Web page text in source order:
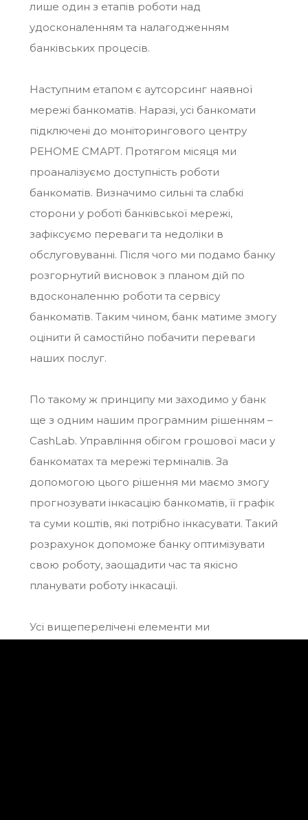
лише один з етапів роботи над
удосконаленням та налагодженням
банківських процесів.
Наступним етапом є аутсорсинг наявної
мережі банкоматів. Наразі, усі банкомати
підключені до моніторингового центру
РЕНОМЕ СМАРТ. Протягом місяця ми
проаналізуємо доступність роботи
банкоматів. Визначимо сильні та слабкі
сторони у роботі банківської мережі,
зафіксуємо переваги та недоліки в
обслуговуванні. Після чого ми подамо банку
розгорнутий висновок з планом дій по
вдосконаленню роботи та сервісу
банкоматів. Таким чином, банк матиме змогу
оцінити й самостійно побачити переваги
наших послуг.
По такому ж принципу ми заходимо у банк
ще з одним нашим програмним рішенням –
CashLab. Управління обігом грошової маси у
банкоматах та мережі терміналів. За
допомогою цього рішення ми маємо змогу
прогнозувати інкасацію банкоматів, її графік
та суми коштів, які потрібно інкасувати. Такий
розрахунок допоможе банку оптимізувати
свою роботу, заощадити час та якісно
планувати роботу інкасації.
Усі вищеперелічені елементи ми